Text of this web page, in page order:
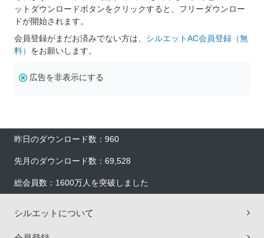
ットダウンロードボタンをクリックすると、フリーダウンロー
ドが開始されます。
会員登録がまだお済みでない方は、 シルエットAC会員登録（無
料） をお願いします。
広告を非表示にする
昨日のダウンロード数：960
先月のダウンロード数：69,528
総会員数：1600万人を突破しました
シルエットについて